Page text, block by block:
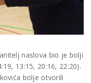
naslova bio je bolji
13:15, 20:16, 22:20).
bolje otvorili